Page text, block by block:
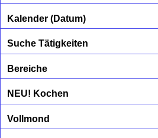
Kalender (Datum)
Suche Tätigkeiten
Bereiche
NEU! Kochen
Vollmond